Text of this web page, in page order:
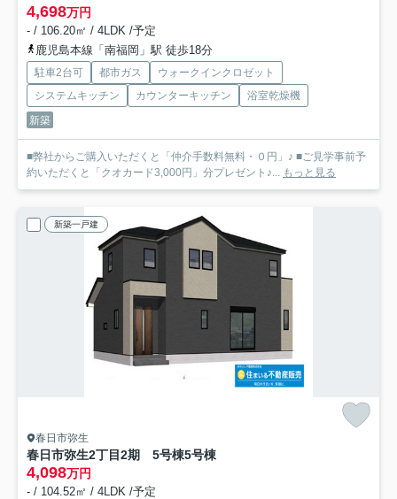
4,698万円
- / 106.20㎡ / 4LDK /予定
鹿児島本線「南福岡」駅 徒歩18分
駐車2台可 都市ガス
ウォークインクロゼット
システムキッチン
カウンターキッチン
浴室乾燥機
新築
■弊社からご購入いただくと「仲介手数料無料・０円」♪ ■ご見学事前予
約いただくと「クオカード3,000円」分プレゼント♪...
もっと見る
新築一戸建
春日市弥生
春日市弥生2丁目2期 5号棟5号棟
4,098万円
- / 104.52㎡ / 4LDK /予定